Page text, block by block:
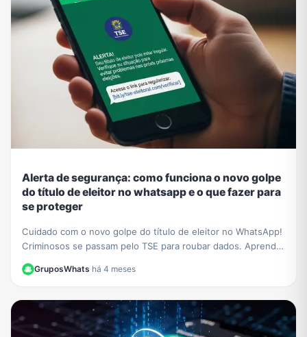
Alerta de segurança: como funciona o novo golpe
do título de eleitor no whatsapp e o que fazer para
se proteger
Cuidado com o novo golpe do título de eleitor no WhatsApp!
Criminosos se passam pelo TSE para roubar dados. Aprenda
GruposWhats·há 4 meses